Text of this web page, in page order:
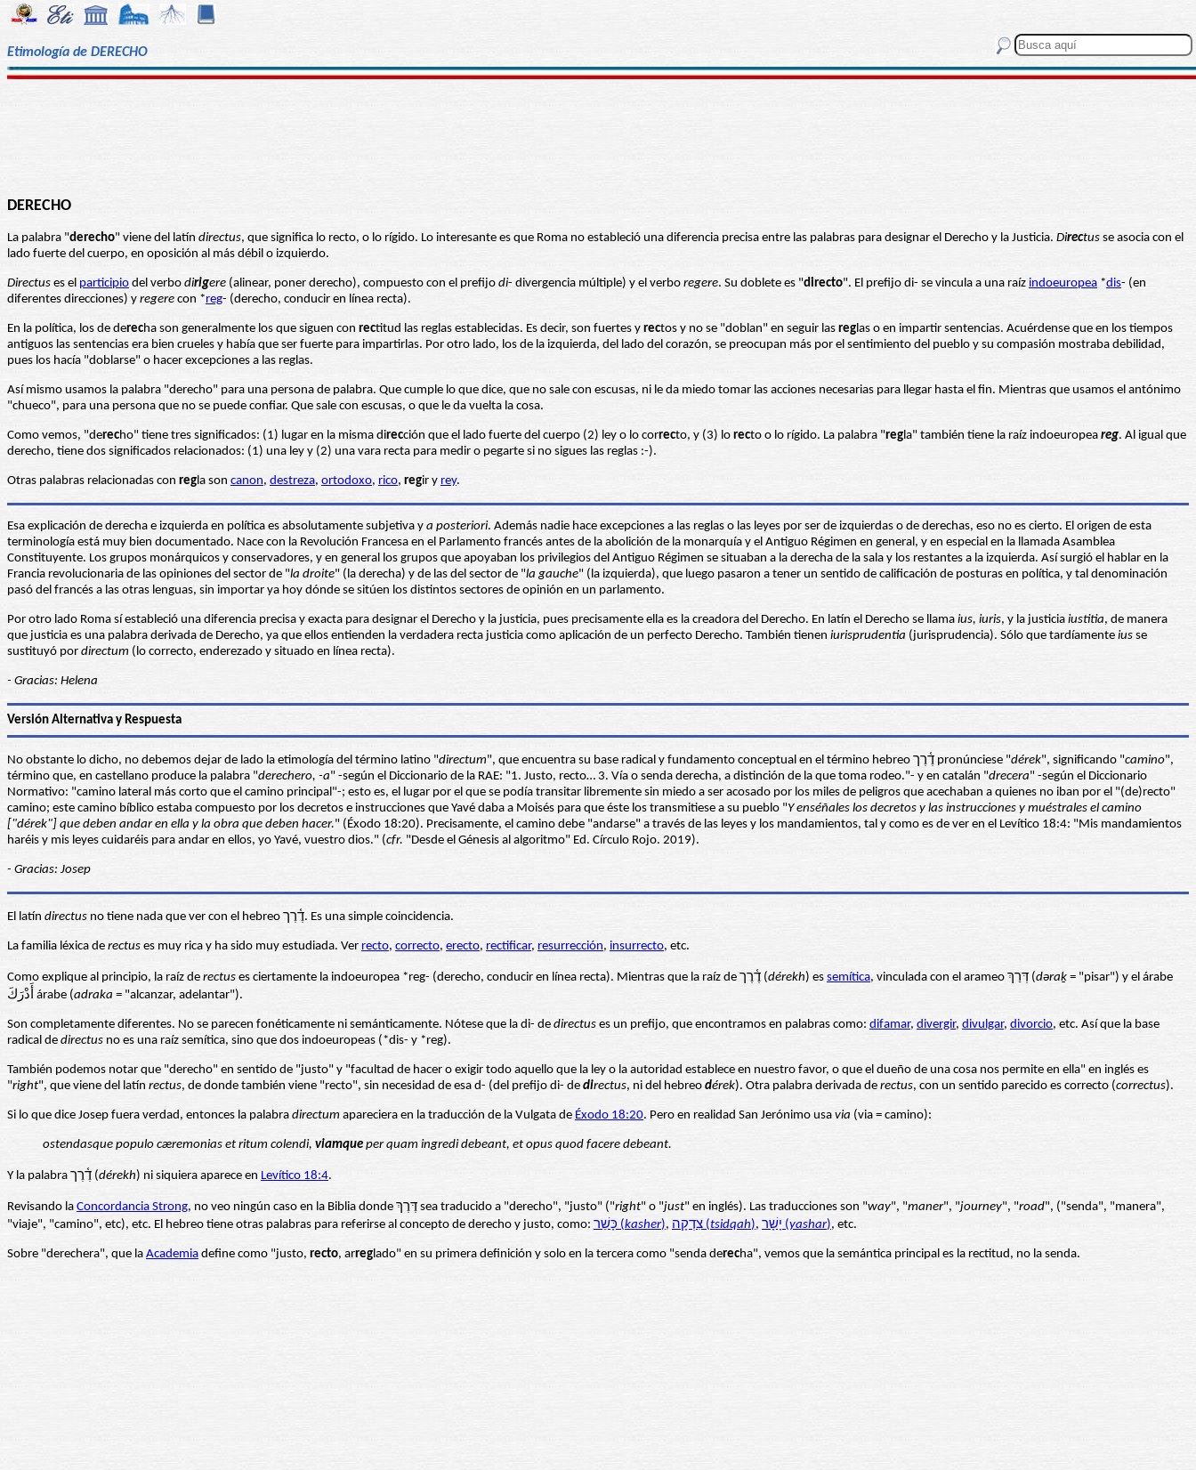
Etimología de DERECHO
DERECHO
La palabra "derecho" viene del latín directus, que significa lo recto, o lo rígido. Lo interesante es que Roma no estableció una diferencia precisa entre las palabras para designar el Derecho y la Justicia. Directus se asocia con el
lado fuerte del cuerpo, en oposición al más débil o izquierdo.
Directus es el participio del verbo dirigere (alinear, poner derecho), compuesto con el prefijo di- divergencia múltiple) y el verbo regere. Su doblete es "directo". El prefijo di- se vincula a una raíz indoeuropea *dis- (en
diferentes direcciones) y regere con *reg- (derecho, conducir en línea recta).
En la política, los de derecha son generalmente los que siguen con rectitud las reglas establecidas. Es decir, son fuertes y rectos y no se "doblan" en seguir las reglas o en impartir sentencias. Acuérdense que en los tiempos
antiguos las sentencias era bien crueles y había que ser fuerte para impartirlas. Por otro lado, los de la izquierda, del lado del corazón, se preocupan más por el sentimiento del pueblo y su compasión mostraba debilidad,
pues los hacía "doblarse" o hacer excepciones a las reglas.
Así mismo usamos la palabra "derecho" para una persona de palabra. Que cumple lo que dice, que no sale con escusas, ni le da miedo tomar las acciones necesarias para llegar hasta el fin. Mientras que usamos el antónimo
"chueco", para una persona que no se puede confiar. Que sale con escusas, o que le da vuelta la cosa.
Como vemos, "derecho" tiene tres significados: (1) lugar en la misma dirección que el lado fuerte del cuerpo (2) ley o lo correcto, y (3) lo recto o lo rígido. La palabra "regla" también tiene la raíz indoeuropea reg. Al igual que
derecho, tiene dos significados relacionados: (1) una ley y (2) una vara recta para medir o pegarte si no sigues las reglas :-).
Otras palabras relacionadas con regla son canon, destreza, ortodoxo, rico, regir y rey.
Esa explicación de derecha e izquierda en política es absolutamente subjetiva y a posteriori. Además nadie hace excepciones a las reglas o las leyes por ser de izquierdas o de derechas, eso no es cierto. El origen de esta
terminología está muy bien documentado. Nace con la Revolución Francesa en el Parlamento francés antes de la abolición de la monarquía y el Antiguo Régimen en general, y en especial en la llamada Asamblea
Constituyente. Los grupos monárquicos y conservadores, y en general los grupos que apoyaban los privilegios del Antiguo Régimen se situaban a la derecha de la sala y los restantes a la izquierda. Así surgió el hablar en la
Francia revolucionaria de las opiniones del sector de "la droite" (la derecha) y de las del sector de "la gauche" (la izquierda), que luego pasaron a tener un sentido de calificación de posturas en política, y tal denominación
pasó del francés a las otras lenguas, sin importar ya hoy dónde se sitúen los distintos sectores de opinión en un parlamento.
Por otro lado Roma sí estableció una diferencia precisa y exacta para designar el Derecho y la justicia, pues precisamente ella es la creadora del Derecho. En latín el Derecho se llama ius, iuris, y la justicia iustitia, de manera
que justicia es una palabra derivada de Derecho, ya que ellos entienden la verdadera recta justicia como aplicación de un perfecto Derecho. También tienen iurisprudentia (jurisprudencia). Sólo que tardíamente ius se
sustituyó por directum (lo correcto, enderezado y situado en línea recta).
- Gracias: Helena
Versión Alternativa y Respuesta
No obstante lo dicho, no debemos dejar de lado la etimología del término latino "directum ", que encuentra su base radical y fundamento conceptual en el término hebreo דֶ֫רֶך pronúnciese "dérek", significando "camino",
término que, en castellano produce la palabra "derechero, -a" -según el Diccionario de la RAE: "1. Justo, recto… 3. Vía o senda derecha, a distinción de la que toma rodeo."- y en catalán "drecera" -según el Diccionario
Normativo: "camino lateral más corto que el camino principal"-; esto es, el lugar por el que se podía transitar libremente sin miedo a ser acosado por los miles de peligros que acechaban a quienes no iban por el "(de)recto"
camino; este camino bíblico estaba compuesto por los decretos e instrucciones que Yavé daba a Moisés para que éste los transmitiese a su pueblo "Y enséñales los decretos y las instrucciones y muéstrales el camino
["dérek"] que deben andar en ella y la obra que deben hacer." (Éxodo 18:20). Precisamente, el camino debe "andarse" a través de las leyes y los mandamientos, tal y como es de ver en el Levítico 18:4: "Mis mandamientos
haréis y mis leyes cuidaréis para andar en ellos, yo Yavé, vuestro dios." (cfr. "Desde el Génesis al algoritmo" Ed. Círculo Rojo. 2019).
- Gracias: Josep
El latín directus no tiene nada que ver con el hebreo דֶ֫רֶך. Es una simple coincidencia.
La familia léxica de rectus es muy rica y ha sido muy estudiada. Ver recto, correcto, erecto, rectificar, resurrección, insurrecto, etc.
Como explique al principio, la raíz de rectus es ciertamente la indoeuropea *reg- (derecho, conducir en línea recta). Mientras que la raíz de דֶ֫רֶך (dérekh) es semítica , vinculada con el arameo דְּרַךְ (dəraḵ = "pisar") y el árabe
أَدْرَكَ árabe (adraka = "alcanzar, adelantar").
Son completamente diferentes. No se parecen fonéticamente ni semánticamente. Nótese que la di- de directus es un prefijo, que encontramos en palabras como: difamar, divergir, divulgar, divorcio, etc. Así que la base
radical de directus no es una raíz semítica, sino que dos indoeuropeas (*dis- y *reg).
También podemos notar que "derecho" en sentido de "justo" y "facultad de hacer o exigir todo aquello que la ley o la autoridad establece en nuestro favor, o que el dueño de una cosa nos permite en ella" en inglés es
"right", que viene del latín rectus, de donde también viene "recto", sin necesidad de esa d- (del prefijo di- de directus, ni del hebreo dérek). Otra palabra derivada de rectus, con un sentido parecido es correcto (correctus).
Si lo que dice Josep fuera verdad, entonces la palabra directum apareciera en la traducción de la Vulgata de Éxodo 18:20. Pero en realidad San Jerónimo usa via (via = camino):
ostendasque populo cæremonias et ritum colendi, viamque per quam ingredi debeant, et opus quod facere debeant.
Y la palabra דֶ֫רֶך (dérekh) ni siquiera aparece en Levítico 18:4.
Revisando la Concordancia Strong , no veo ningún caso en la Biblia donde דֶּרֶךְ sea traducido a "derecho", "justo" ("right" o "just" en inglés). Las traducciones son "way", "maner", "journey", "road", ("senda", "manera",
"viaje", "camino", etc), etc. El hebreo tiene otras palabras para referirse al concepto de derecho y justo, como:
כָּשֵׁר (kasher), צִדְקָה (tsidqah), יָשָׁר (yashar), etc.
Sobre "derechera", que la Academia define como "justo, recto, arreglado" en su primera definición y solo en la tercera como "senda derecha", vemos que la semántica principal es la rectitud, no la senda.